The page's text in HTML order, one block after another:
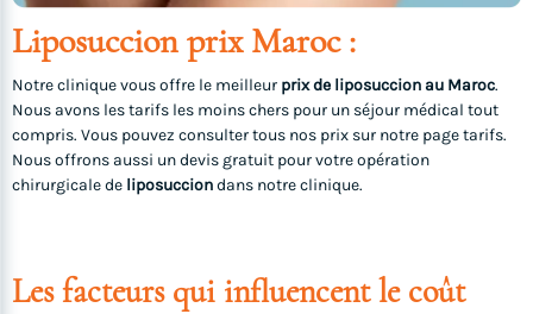
Liposuccion prix Maroc :
Notre clinique vous offre le meilleur prix de liposuccion au Maroc.
Nous avons les tarifs les moins chers pour un séjour médical tout
compris. Vous pouvez consulter tous nos prix sur notre page tarifs.
Nous offrons aussi un devis gratuit pour votre opération
chirurgicale de liposucciondans notre clinique.
Les facteurs qui influencent le coût